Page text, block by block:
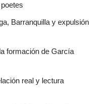
Barranquilla y expulsión
formación de García
real y lectura